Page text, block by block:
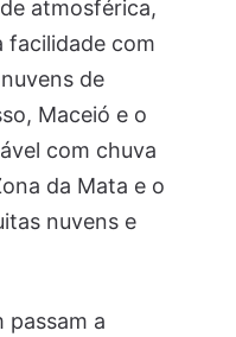
atmosférica,
facilidade com
de
Maceió e o
com chuva
da Mata e o
nuvens e
passam a